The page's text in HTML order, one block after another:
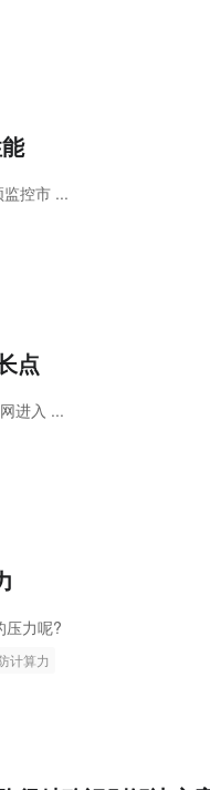
监控市 ...
点
进入 ...
压力呢?
计算力